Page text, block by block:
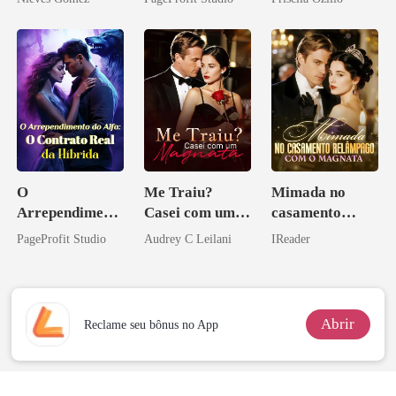
Inimigo Dele
O
Arrependiment
o do Alfa: O
PageProfit Studio
Me Traiu?
Casei com um
Magnata
Audrey C Leilani
Mimada no
casamento
relâmpago com
IReader
Reclame seu bônus no App Abrir